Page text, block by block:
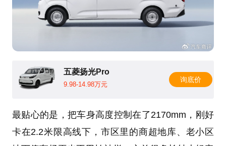
五菱扬光Pro
9.98-14.98万元
询底价
最贴心的是，把车身高度控制在了2170mm，刚好
卡在2.2米限高线下，市区里的商超地库、老小区